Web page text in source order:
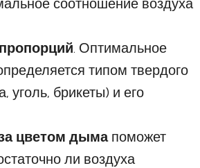
соотношение воздуха
. Оптимальное
типом твердого
уголь, брикеты) и его
цветом дымапоможет
ли воздуха